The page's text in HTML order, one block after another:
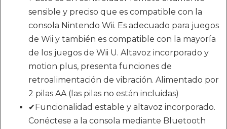
sensible y preciso que es compatible con la
consola Nintendo Wii. Es adecuado para juegos
de Wii y también es compatible con la mayoría
de los juegos de Wii U. Altavoz incorporado y
motion plus, presenta funciones de
retroalimentación de vibración. Alimentado por
2 pilas AA (las pilas no están incluidas)
✔Funcionalidad estable y altavoz incorporado.
Conéctese a la consola mediante Bluetooth